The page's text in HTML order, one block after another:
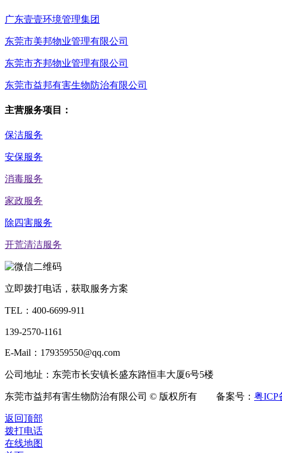
广东壹壹环境管理集团
东莞市美邦物业管理有限公司
东莞市齐邦物业管理有限公司
东莞市益邦有害生物防治有限公司
主营服务项目：
保洁服务
安保服务
消毒服务
家政服务
除四害服务
开荒清洁服务
立即拨打电话，获取服务方案
TEL： 400-6699-911
139-2570-1161
E-Mail：179359550@qq.com
公司地址：东莞市长安镇长盛东路恒丰大厦6号5楼
东莞市益邦有害生物防治有限公司 © 版权所有 备案号： 粤ICP
返回顶部
拨打电话
在线地图